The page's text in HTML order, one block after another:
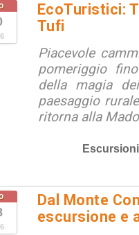
EcoTuristici:
Tufi
Piacevole
pomeriggio
della magia
paesaggio
ritorna alla
Escursioni
Dal Monte
escursione e